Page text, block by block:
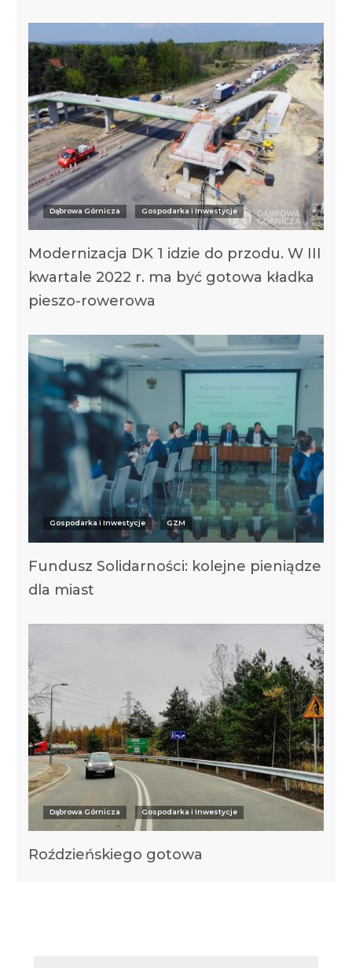
Dąbrowa Górnicza Gospodarka i Inwestycje
Modernizacja DK 1 idzie do przodu. W III
kwartale 2022 r. ma być gotowa kładka
pieszo-rowerowa
Gospodarka i Inwestycje GZM
Fundusz Solidarności: kolejne pieniądze
dla miast
Dąbrowa Górnicza Gospodarka i Inwestycje
Roździeńskiego gotowa